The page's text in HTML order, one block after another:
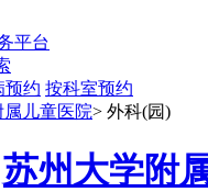
预约 按科室预约
儿童医院> 外科(园)
苏州大学附